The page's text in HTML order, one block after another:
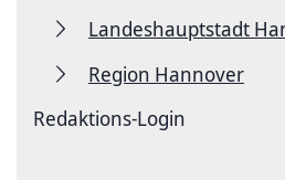
Landeshauptstadt
Region Hannover
Redaktions-Login